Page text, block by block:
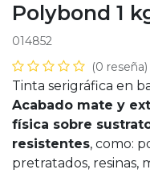
Polybond 1
014852
(0 reseña)
Tinta serigráfica en
Acabado mate y
física sobre
resistentes, como:
pretratados, resinas,